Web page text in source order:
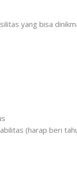
yang bisa
(harap beri